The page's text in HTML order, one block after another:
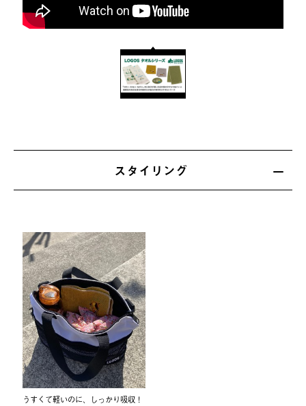
スタイリング
うすくて軽いのに、しっかり吸収！